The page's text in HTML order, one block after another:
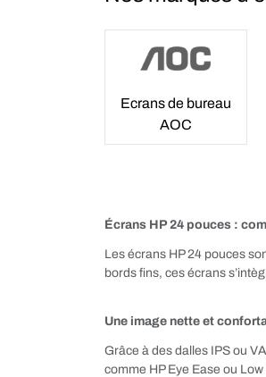
Ecrans de bureau
AOC
Écrans HP 24 pouces :
Les écrans HP 24 pouces
bords fins, ces écrans
Une image nette et
Grâce à des dalles IPS ou
comme HP Eye Ease ou